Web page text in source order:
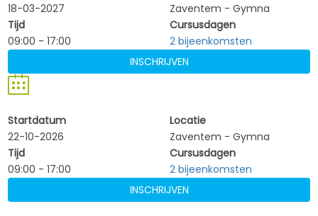
Startdatum
22-10-2026
Locatie
Zaventem - Gymna
Tijd
09:00 - 17:00
Cursusdagen
2 bijeenkomsten
INSCHRIJVEN
18-03-2027
Zaventem - Gymna
Tijd
09:00 - 17:00
Cursusdagen
2 bijeenkomsten
INSCHRIJVEN